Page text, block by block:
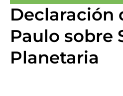
Declaración
Paulo sobre
Planetaria